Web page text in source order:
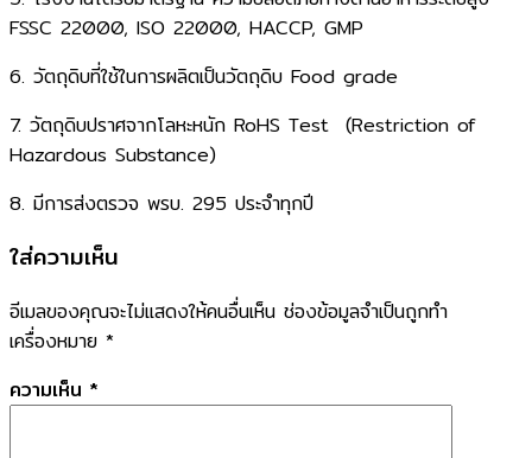
FSSC 22000, ISO 22000, HACCP, GMP​
​6. วัตถุดิบที่ใช้ในการผลิตเป็นวัตถุดิบ Food grade ​
​7. วัตถุดิบปราศจากโลหะหนัก RoHS Test ​ (Restriction of
Hazardous Substance)​
​8. มีการส่งตรวจ พรบ. 295 ประจำทุกปี​
ใส่ความเห็น
อีเมลของคุณจะไม่แสดงให้คนอื่นเห็น ช่องข้อมูลจำเป็นถูกทำ
เครื่องหมาย *
ความเห็น *